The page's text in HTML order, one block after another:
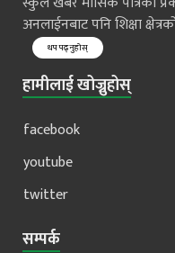
अनलाईनबाट पनि शिक्षा
थप पढ्नुहोस्
हामीलाई खोज्नुहोस्
facebook
youtube
twitter
सम्पर्क